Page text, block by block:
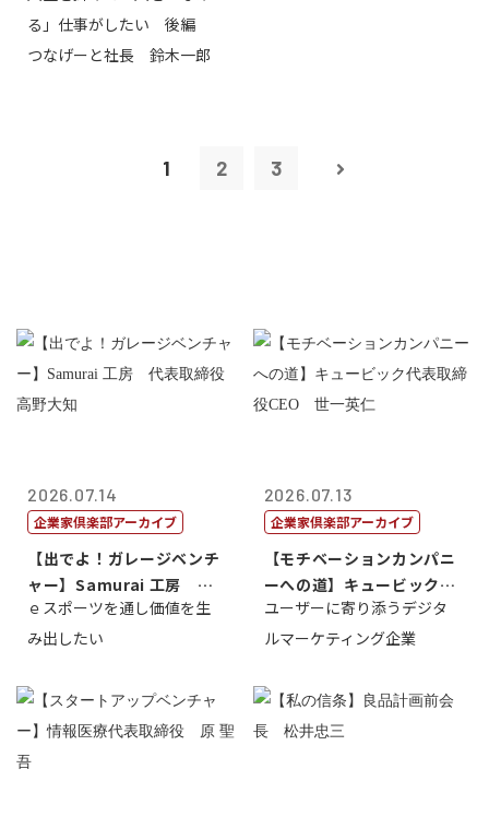
る」仕事がしたい 後編
つなげーと社長 鈴木一郎
1 2 3
2026.07.14
企業家倶楽部アーカイブ
【出でよ！ガレージベンチ
ャー】Samurai 工房 代
表取締...
ｅスポーツを通し価値を生
み出したい
2026.07.13
企業家倶楽部アーカイブ
【モチベーションカンパニ
ーへの道】キュービック代
表取締役CE...
ユーザーに寄り添うデジタ
ルマーケティング企業